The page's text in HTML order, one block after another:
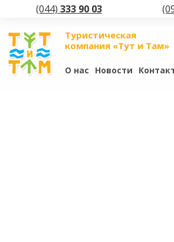
(044) 333 90 03
Туристическая
компания «Тут и Там»
О нас Новости